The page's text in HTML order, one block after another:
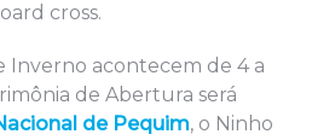
cross.
Inverno acontecem de 4 a
de Abertura será
de Pequim, o Ninho